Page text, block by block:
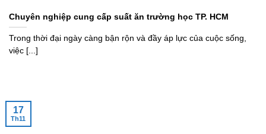
Chuyên nghiệp cung cấp suất ăn trường học TP. HCM
Trong thời đại ngày càng bận rộn và đầy áp lực của cuộc sống,
việc [...]
17
Th11